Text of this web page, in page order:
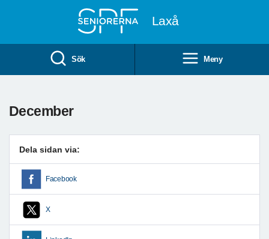
Laxå
Sök Meny
December
Dela sidan via:
Facebook
X